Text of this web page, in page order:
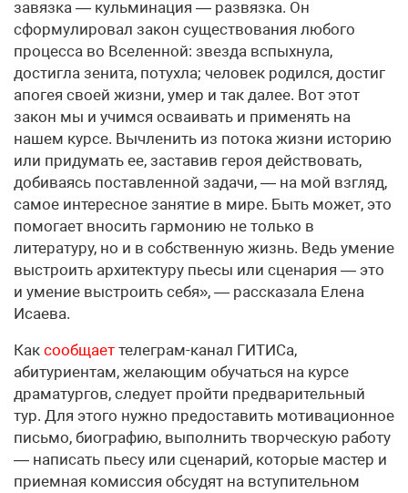
завязка — кульминация — развязка. Он
сформулировал закон существования любого
процесса во Вселенной: звезда вспыхнула,
достигла зенита, потухла; человек родился, достиг
апогея своей жизни, умер и так далее. Вот этот
закон мы и учимся осваивать и применять на
нашем курсе. Вычленить из потока жизни историю
или придумать ее, заставив героя действовать,
добиваясь поставленной задачи, — на мой взгляд,
самое интересное занятие в мире. Быть может, это
помогает вносить гармонию не только в
литературу, но и в собственную жизнь. Ведь умение
выстроить архитектуру пьесы или сценария — это
и умение выстроить себя», — рассказала Елена
Исаева.
Как сообщает телеграм-канал ГИТИСа,
абитуриентам, желающим обучаться на курсе
драматургов, следует пройти предварительный
тур. Для этого нужно предоставить мотивационное
письмо, биографию, выполнить творческую работу
— написать пьесу или сценарий, которые мастер и
приемная комиссия обсудят на вступительном